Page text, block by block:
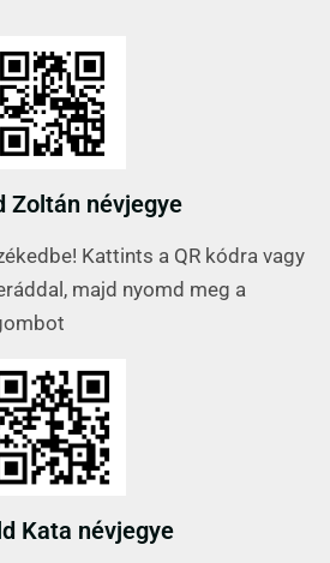
Zoltán névjegye
Kattints a QR kódra vagy
majd nyomd meg a
Kata névjegye